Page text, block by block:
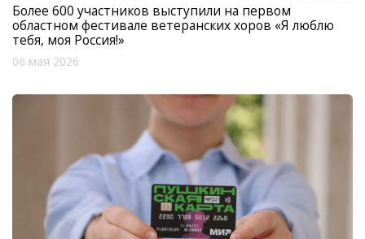
Более 600 участников выступили на первом
областном фестивале ветеранских хоров «Я люблю
тебя, моя Россия!»
06 мая 2026